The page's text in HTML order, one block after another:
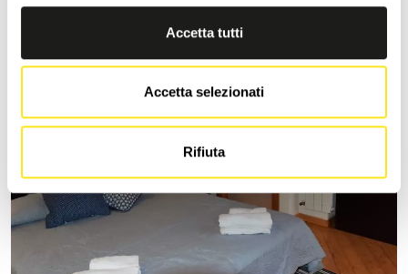
Accetta tutti
Accetta selezionati
Rifiuta